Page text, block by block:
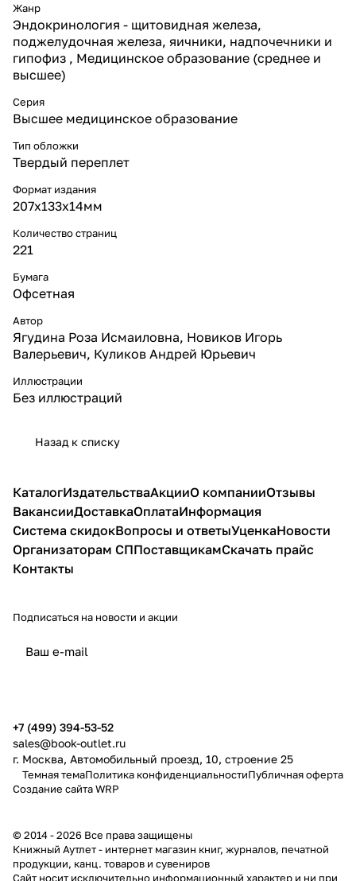
Жанр
Эндокринология - щитовидная железа,
поджелудочная железа, яичники, надпочечники и
гипофиз , Медицинское образование (среднее и
высшее)
Серия
Высшее медицинское образование
Тип обложки
Твердый переплет
Формат издания
207х133х14мм
Количество страниц
221
Бумага
Офсетная
Автор
Ягудина Роза Исмаиловна, Новиков Игорь
Валерьевич, Куликов Андрей Юрьевич
Иллюстрации
Без иллюстраций
Назад к списку
КаталогИздательстваАкцииО компанииОтзывы
ВакансииДоставкаОплатаИнформация
Система скидокВопросы и ответыУценкаНовости
Организаторам СППоставщикамСкачать прайс
Контакты
Подписаться на новости и акции
+7 (499) 394-53-52
sales@book-outlet.ru
г. Москва, Автомобильный проезд, 10, строение 25
Темная темаПолитика конфиденциальностиПубличная оферта
Создание сайтаWRP
© 2014 - 2026 Все права защищены
Книжный Аутлет - интернет магазин книг, журналов, печатной
продукции, канц. товаров и сувениров
Cайт носит исключительно информационный характер и ни при